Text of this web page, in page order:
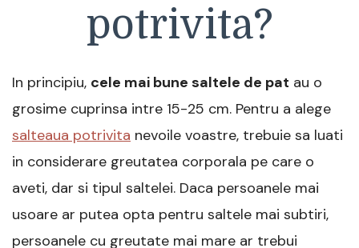
potrivita?
In principiu, cele mai bune saltele de pat au o
grosime cuprinsa intre 15-25 cm. Pentru a alege
salteaua potrivita nevoile voastre, trebuie sa luati
in considerare greutatea corporala pe care o
aveti, dar si tipul saltelei. Daca persoanele mai
usoare ar putea opta pentru saltele mai subtiri,
persoanele cu greutate mai mare ar trebui